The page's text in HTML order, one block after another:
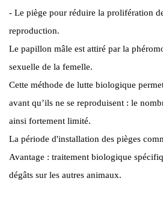
- Le piège pour réduire la prolifération
reproduction.
Le papillon mâle est attiré par la
sexuelle de la femelle.
Cette méthode de lutte biologique
avant qu’ils ne se reproduisent : le
ainsi fortement limité.
La période d'installation des pièges
Avantage : traitement biologique
dégâts sur les autres animaux.